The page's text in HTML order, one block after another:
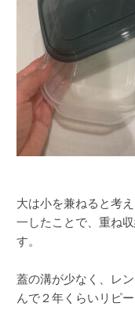
大は小を兼ねると考
一したことで、重ね
す。
蓋の溝が少なく、レ
んで２年くらいリピ